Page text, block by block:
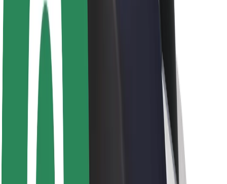
Βιωσιμότητα στη Bolt
Project Zero
Blog
Κέντρο Τύπου
Κατευθυντήριες γραμμές Brand
Αποστολή
Σχέσεις με Επενδυτές
Ηγεσία
Μάρκα
Μέσα ενημέρωσης